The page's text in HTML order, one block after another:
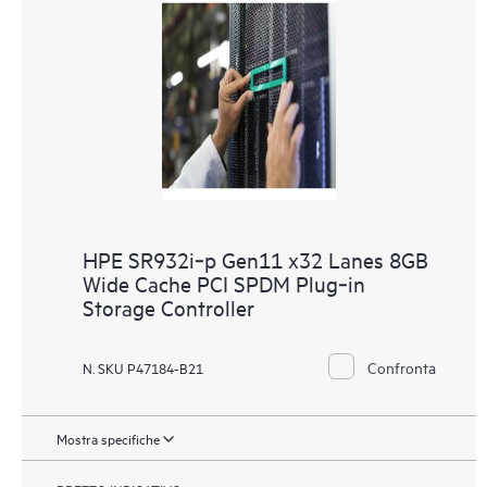
HPE SR932i‑p Gen11 x32 Lanes 8GB
Wide Cache PCI SPDM Plug‑in
Storage Controller
N. SKU P47184-B21 Confronta
Mostra specifiche